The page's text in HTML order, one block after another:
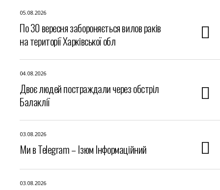
05.08.2026
По 30 вересня забороняється вилов раків
на території Харківської обл
04.08.2026
Двоє людей постраждали через обстріл
Балаклії
03.08.2026
Ми в Telegram – Ізюм Інформаційний
03.08.2026